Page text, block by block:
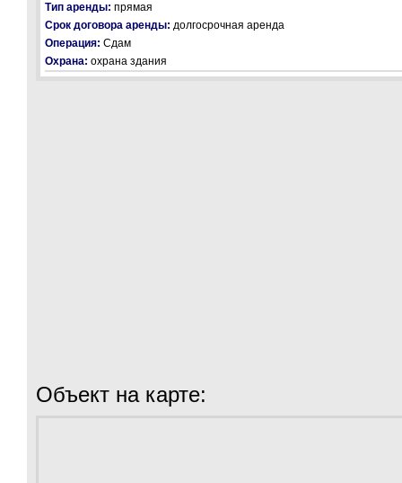
Тип аренды: прямая
Срок договора аренды: долгосрочная аренда
Операция: Сдам
Охрана: охрана здания
Объект на карте: